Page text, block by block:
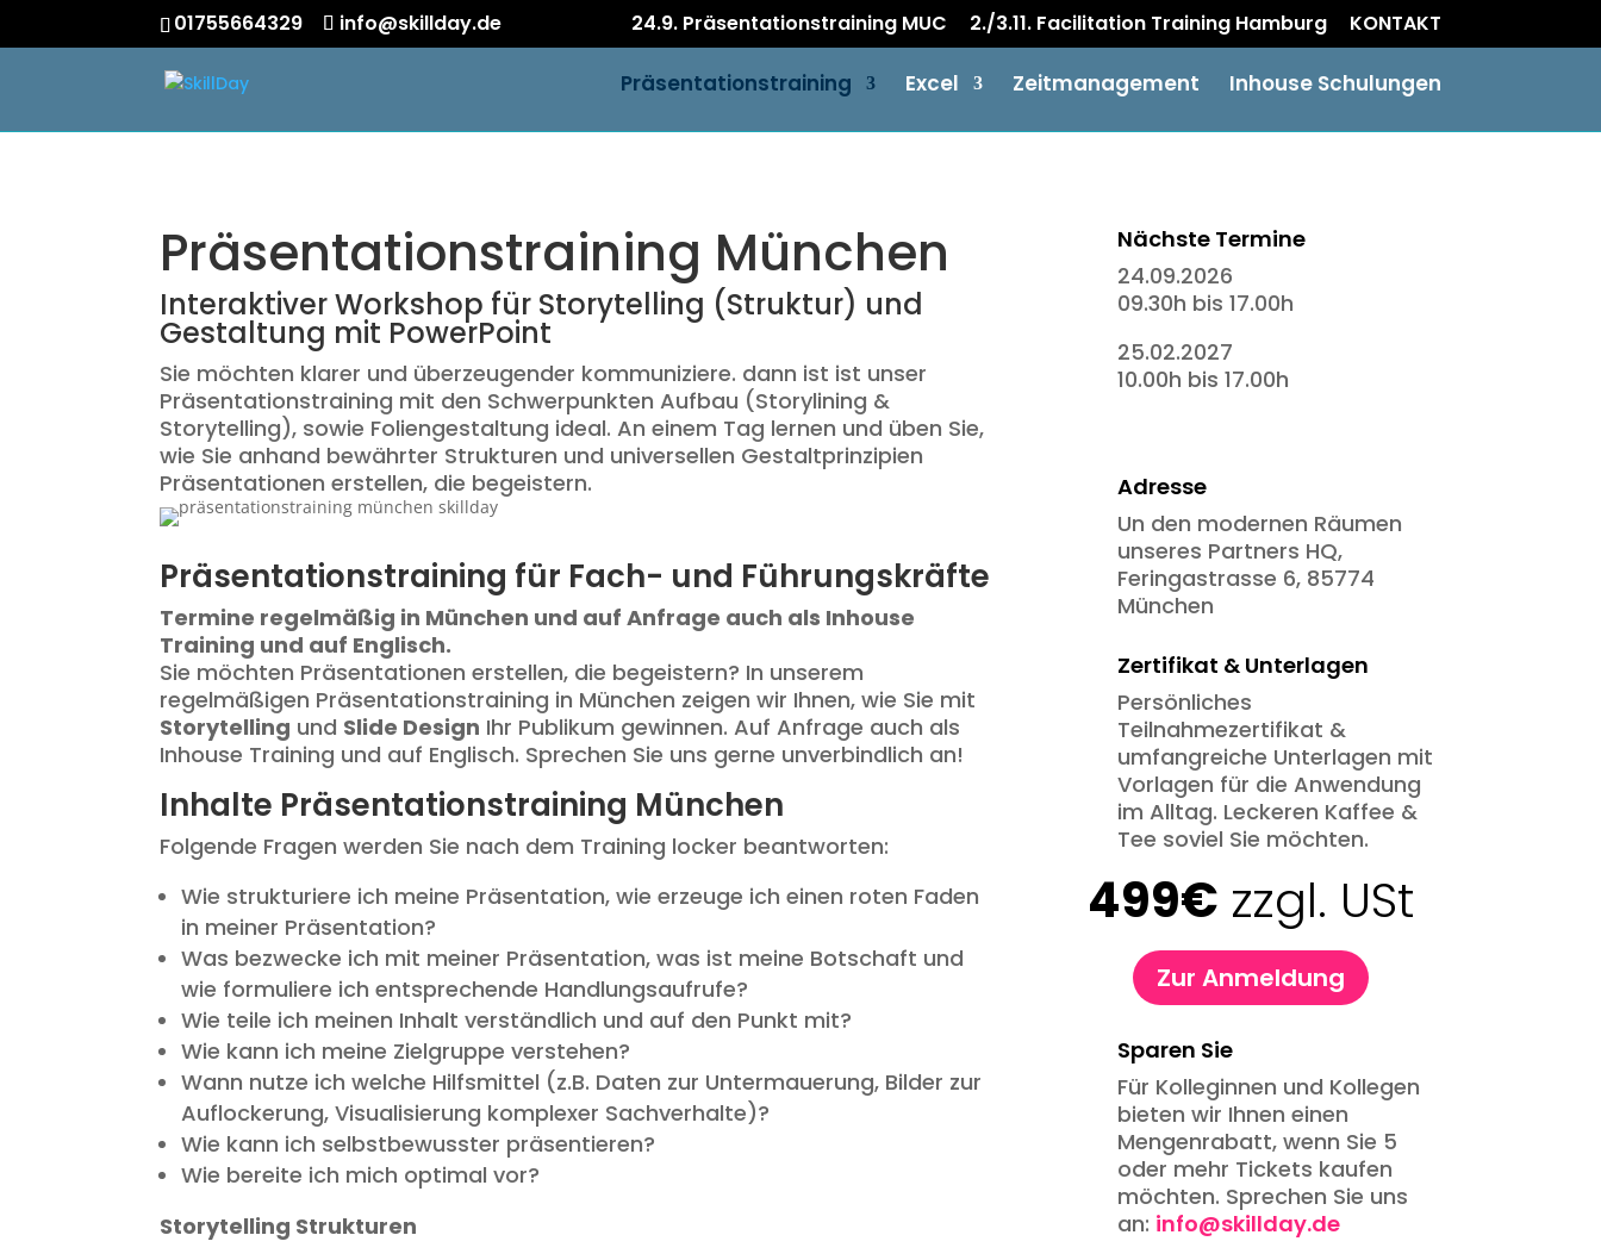
01755664329 info@skillday.de 24.9. Präsentationstraining MUC 2./3.11. Facilitation Training Hamburg KONTAKT
Präsentationstraining Excel Zeitmanagement Inhouse Schulungen
Präsentationstraining München
Interaktiver Workshop für Storytelling (Struktur) und
Gestaltung mit PowerPoint
Sie möchten klarer und überzeugender kommuniziere. dann ist ist unser
Präsentationstraining mit den Schwerpunkten Aufbau (Storylining &
Storytelling), sowie Foliengestaltung ideal. An einem Tag lernen und üben Sie,
wie Sie anhand bewährter Strukturen und universellen Gestaltprinzipien
Präsentationen erstellen, die begeistern.
Präsentationstraining für Fach- und Führungskräfte
Termine regelmäßig in München und auf Anfrage auch als Inhouse
Training und auf Englisch.
Sie möchten Präsentationen erstellen, die begeistern? In unserem
regelmäßigen Präsentationstraining in München zeigen wir Ihnen, wie Sie mit
Storytelling und Slide Design Ihr Publikum gewinnen. Auf Anfrage auch als
Inhouse Training und auf Englisch. Sprechen Sie uns gerne unverbindlich an!
Inhalte Präsentationstraining München
Folgende Fragen werden Sie nach dem Training locker beantworten:
Wie strukturiere ich meine Präsentation, wie erzeuge ich einen roten Faden
in meiner Präsentation?
Was bezwecke ich mit meiner Präsentation, was ist meine Botschaft und
wie formuliere ich entsprechende Handlungsaufrufe?
Wie teile ich meinen Inhalt verständlich und auf den Punkt mit?
Wie kann ich meine Zielgruppe verstehen?
Wann nutze ich welche Hilfsmittel (z.B. Daten zur Untermauerung, Bilder zur
Auflockerung, Visualisierung komplexer Sachverhalte)?
Wie kann ich selbstbewusster präsentieren?
Wie bereite ich mich optimal vor?
Storytelling Strukturen
Nächste Termine
24.09.2026
09.30h bis 17.00h
25.02.2027
10.00h bis 17.00h
Adresse
Un den modernen Räumen
unseres Partners HQ,
Feringastrasse 6, 85774
München
Zertifikat & Unterlagen
Persönliches
Teilnahmezertifikat &
umfangreiche Unterlagen mit
Vorlagen für die Anwendung
im Alltag. Leckeren Kaffee &
Tee soviel Sie möchten.
499€ zzgl. USt
Zur Anmeldung
Sparen Sie
Für Kolleginnen und Kollegen
bieten wir Ihnen einen
Mengenrabatt, wenn Sie 5
oder mehr Tickets kaufen
möchten. Sprechen Sie uns
an: info@skillday.de